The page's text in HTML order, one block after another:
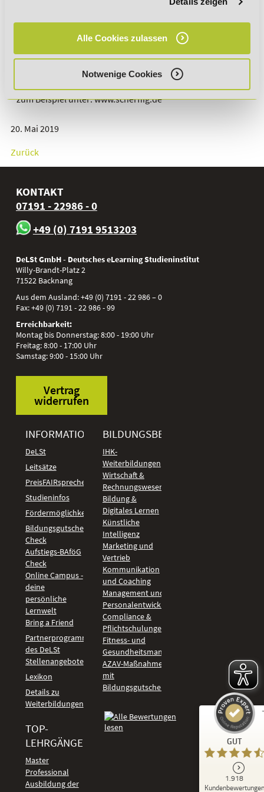
Alle Cookies zulassen
Notwenige Cookies
WIR IHNEN DIESE WEITERBILDUNG:
Eventmanagement
QUELLENANGABEN (STAND: 05.2019)
Praxisorientierte Publikationen zum Thema finden sich
zum Beispiel unter: www.scherffig.de
20. Mai 2019
Zurück
KONTAKT
07191 - 22986 - 0
+49 (0) 7191 9513203
DeLSt GmbH - Deutsches eLearning Studieninstitut
Willy-Brandt-Platz 2
71522 Backnang
Aus dem Ausland:+49 (0) 7191 - 22 986 – 0
Fax:+49 (0) 7191 - 22 986 - 99
Erreichbarkeit:
Montag bis Donnerstag: 8:00 - 19:00 Uhr
Freitag: 8:00 - 17:00 Uhr
Samstag: 9:00 - 15:00 Uhr
Vertrag
widerrufen
INFORMATIONEN
DeLSt
Leitsätze
PreisFAIRsprechen
Studieninfos
Fördermöglichkeiten
Bildungsgutschein
Check
Aufstiegs-BAföG
Check
Online Campus -
deine
persönliche
Lernwelt
Bring a Friend
Partnerprogramm
des DeLSt
Stellenangebote
Lexikon
Details zu
Weiterbildungen
TOP-
LEHRGÄNGE
Master
Professional
Ausbildung der
BILDUNGSBEREICHE
IHK-
Weiterbildungen
Wirtschaft &
Rechnungswesen
Bildung &
Digitales Lernen
Künstliche
Intelligenz
Marketing und
Vertrieb
Kommunikation
und Coaching
Management und
Personalentwicklung
Compliance &
Pflichtschulungen
Fitness- und
Gesundheitsmanagement
AZAV-Maßnahmen
mit
Bildungsgutschein
GUT
1.918
Kundenbewertungen
Kundenbewertungen und Erfahrungen zu
DeLSt - Deutsches eLearning Studieninstitut
92
%